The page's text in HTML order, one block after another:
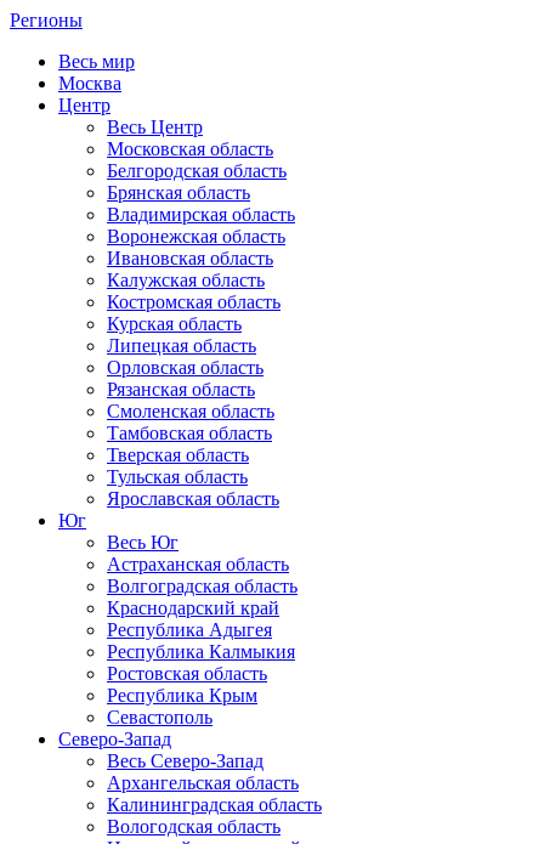
Регионы
Весь мир
Москва
Центр
Весь Центр
Московская область
Белгородская область
Брянская область
Владимирская область
Воронежская область
Ивановская область
Калужская область
Костромская область
Курская область
Липецкая область
Орловская область
Рязанская область
Смоленская область
Тамбовская область
Тверская область
Тульская область
Ярославская область
Юг
Весь Юг
Астраханская область
Волгоградская область
Краснодарский край
Республика Адыгея
Республика Калмыкия
Ростовская область
Республика Крым
Севастополь
Северо-Запад
Весь Северо-Запад
Архангельская область
Калининградская область
Вологодская область